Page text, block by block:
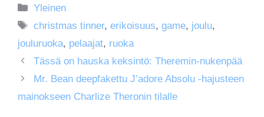
Kategoriat
Yleinen
Avainsanat
christmas tinner,erikoisuus,game, joulu,
jouluruoka, pelaajat, ruoka
Tässä on hauska keksintö: Theremin-nukenpää
Mr. Bean deepfakettu J’adore Absolu -hajusteen
mainokseen Charlize Theronin tilalle